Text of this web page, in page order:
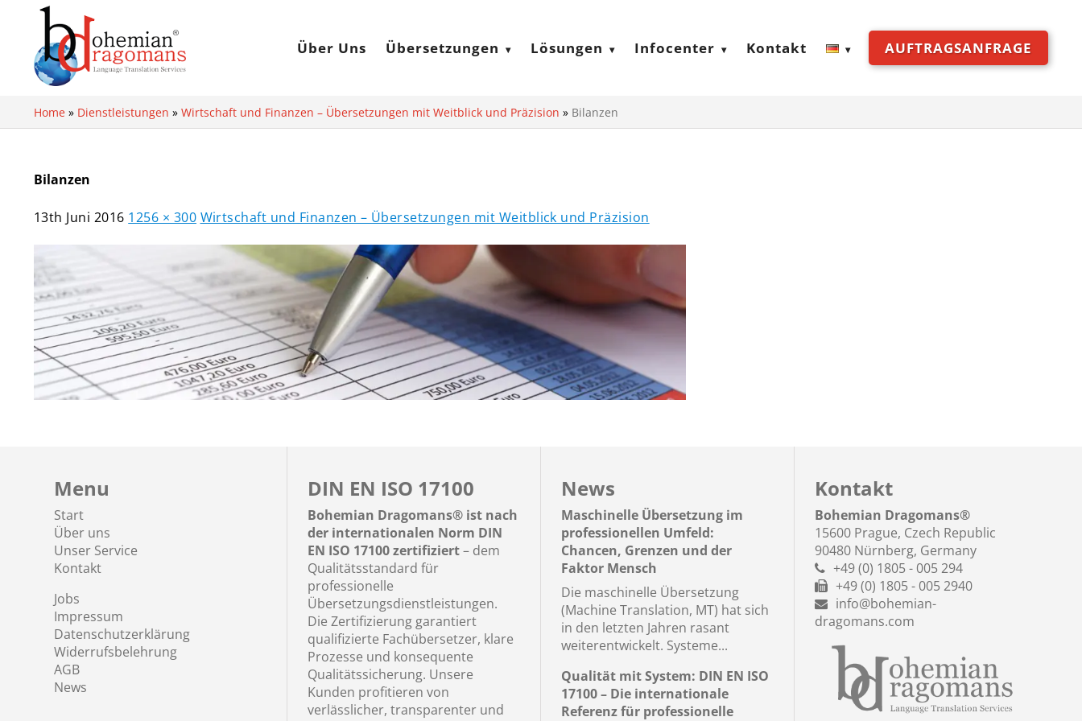
Über Uns Übersetzungen Lösungen Infocenter Kontakt AUFTRAGSANFRAGE
Home » Dienstleistungen » Wirtschaft und Finanzen – Übersetzungen mit Weitblick und Präzision » Bilanzen
Bilanzen
13th Juni 2016 1256 × 300 Wirtschaft und Finanzen – Übersetzungen mit Weitblick und Präzision
Menu
Start
Über uns
Unser Service
Kontakt
Jobs
Impressum
Datenschutzerklärung
Widerrufsbelehrung
AGB
News
DIN EN ISO 17100
Bohemian Dragomans® ist nach
der internationalen Norm DIN
EN ISO 17100 zertifiziert– dem
Qualitätsstandard für
professionelle
Übersetzungsdienstleistungen.
Die Zertifizierung garantiert
qualifizierte Fachübersetzer, klare
Prozesse und konsequente
Qualitätssicherung. Unsere
Kunden profitieren von
verlässlicher, transparenter und
News
Maschinelle Übersetzung im
professionellen Umfeld:
Chancen, Grenzen und der
Faktor Mensch
Die maschinelle Übersetzung
(Machine Translation, MT) hat sich
in den letzten Jahren rasant
weiterentwickelt. Systeme...
Qualität mit System: DIN EN ISO
17100 – Die internationale
Referenz für professionelle
Kontakt
Bohemian Dragomans®
15600 Prague, Czech Republic
90480 Nürnberg, Germany
+49 (0) 1805 - 005 294
+49 (0) 1805 - 005 2940
info@bohemian-
dragomans.com